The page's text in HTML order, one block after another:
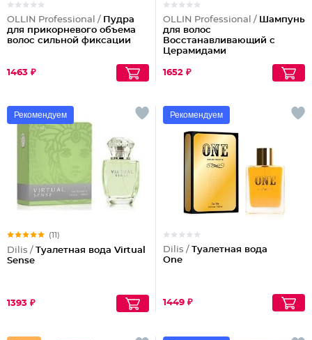
OLLIN Professional / Пудра
для прикорневого объема
волос сильной фиксации
1463 ₽
OLLIN Professional / Шампунь
для волос
Восстанавливающий с
Церамидами
1652 ₽
Рекомендуем
(11)
Dilis / Туалетная вода Virtual
Sense
1393 ₽
Рекомендуем
Dilis / Туалетная вода
One
1449 ₽